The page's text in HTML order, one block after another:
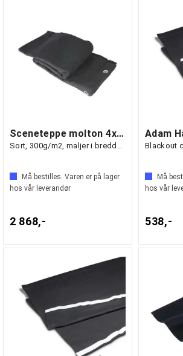
Sceneteppe molton 4x6m Ferdigsydd
Sort, 300g/m2, maljer i bredden (6m)
Må bestilles. Varen er på lager
hos vår leverandør
2 868,-
Blackout
Må
hos vår
538,-